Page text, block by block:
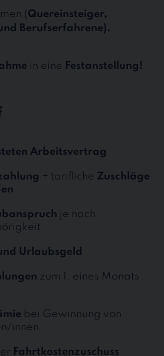
(Quereinsteiger,
Berufserfahrene).
in eine Festanstellung!
Arbeitsvertrag
+ tarifliche Zuschläge
je nach
Urlaubsgeld
zum 1. eines Monats
bei Gewinnung von
innen
Fahrtkostenzuschuss